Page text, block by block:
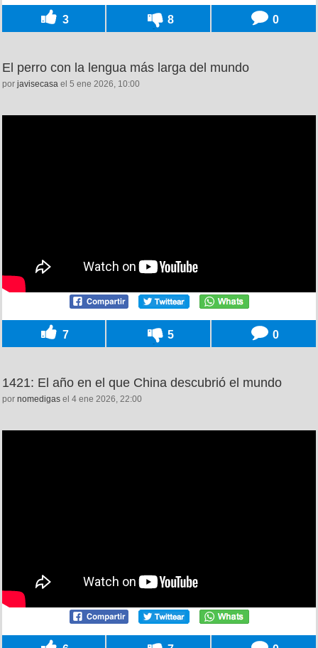
3 8 0
El perro con la lengua más larga del mundo
por javisecasa el 5 ene 2026, 10:00
7 5 0
1421: El año en el que China descubrió el mundo
por nomedigas el 4 ene 2026, 22:00